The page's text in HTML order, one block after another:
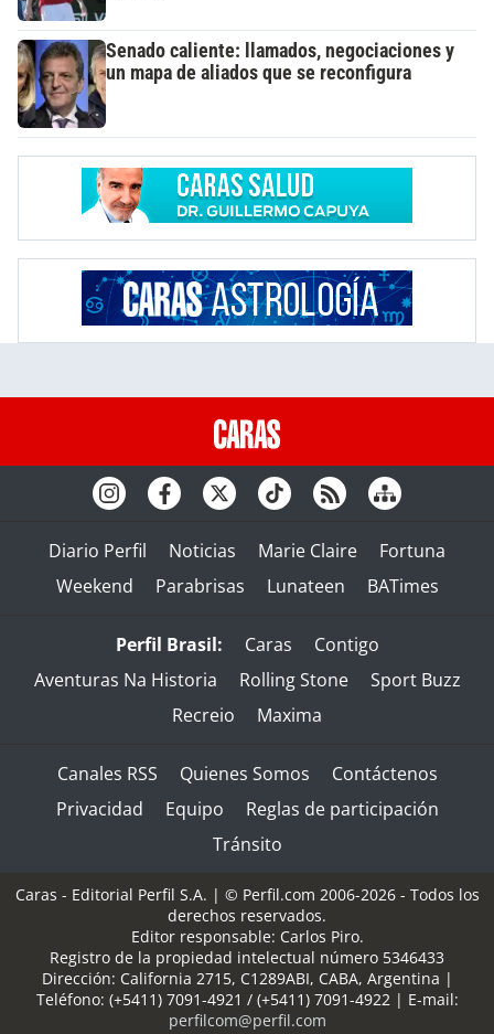
Senado caliente: llamados, negociaciones y
un mapa de aliados que se reconfigura
Diario Perfil Noticias Marie Claire
Fortuna
Weekend
Parabrisas Lunateen BATimes
Perfil Brasil: Caras
Contigo
Aventuras Na Historia
Rolling Stone
Sport Buzz
Recreio
Maxima
Canales RSS Quienes Somos
Contáctenos
Privacidad
Equipo
Reglas de participación
Tránsito
Caras - Editorial Perfil S.A. | © Perfil.com 2006-2026 - Todos los
derechos reservados.
Editor responsable: Carlos Piro.
Registro de la propiedad intelectual número 5346433
Dirección: California 2715, C1289ABI, CABA, Argentina |
Teléfono: (+5411) 7091-4921 / (+5411) 7091-4922| E-mail:
perfilcom@perfil.com